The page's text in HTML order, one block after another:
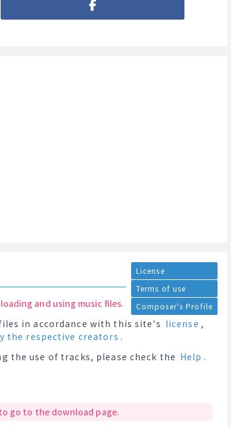
License
Terms of use
Composer's Profile
and using music files.
in accordance with this site's license ,
the respective creators .
the use of tracks, please check the Help .
go to the download page.